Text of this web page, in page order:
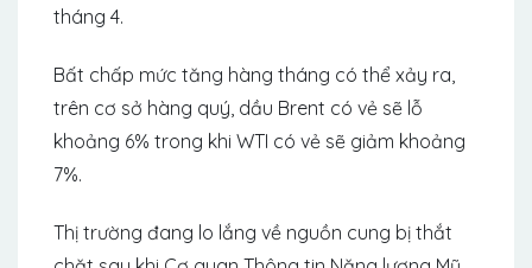
tháng 4.
Bất chấp mức tăng hàng tháng có thể xảy ra,
trên cơ sở hàng quý, dầu Brent có vẻ sẽ lỗ
khoảng 6% trong khi WTI có vẻ sẽ giảm khoảng
7%.
Thị trường đang lo lắng về nguồn cung bị thắt